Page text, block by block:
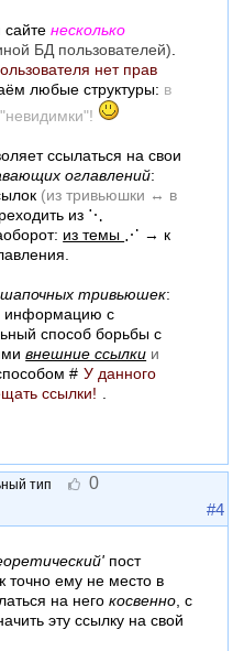
сайтенесколько
БД пользователей)
нет прав
любые структуры: в
ссылаться на свои
оглавлений:
(из тривьюшки ↔ в
из ⋱
из темы
⋰ → к
тривьюшек:
информацию с
способ борьбы с
внешние ссылки и
# У данного
ссылки!
тип 0
#4
пост
ему не место в
на него косвенно, с
эту ссылку на свой